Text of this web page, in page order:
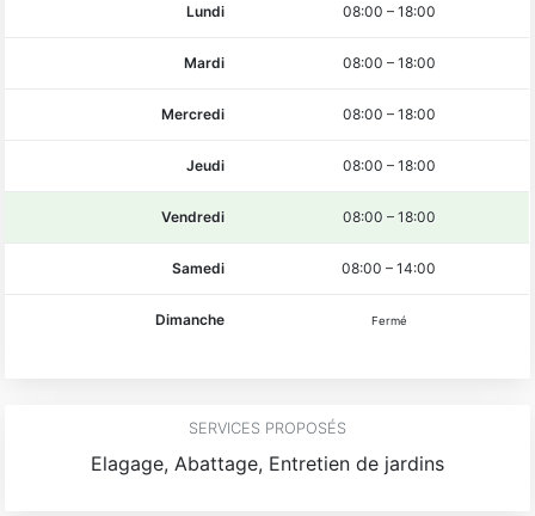
Lundi 08:00 – 18:00
Mardi 08:00 – 18:00
Mercredi 08:00 – 18:00
Jeudi 08:00 – 18:00
Vendredi 08:00 – 18:00
Samedi 08:00 –14:00
Dimanche Fermé
SERVICES PROPOSÉS
Elagage, Abattage, Entretien de jardins